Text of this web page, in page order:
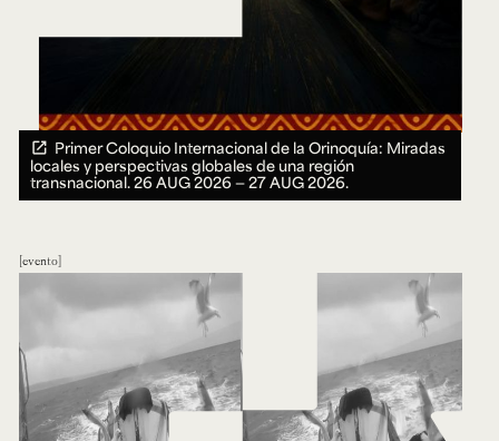
Primer Coloquio Internacional de la Orinoquía: Miradas
locales y perspectivas globales de una región
transnacional.26 AUG 2026 ― 27 AUG 2026.
evento